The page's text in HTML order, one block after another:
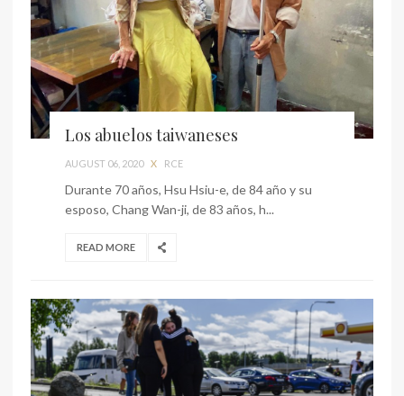
Los abuelos taiwaneses
AUGUST 06, 2020 X RCE
Durante 70 años, Hsu Hsiu-e, de 84 año y su
esposo, Chang Wan-ji, de 83 años, h...
READ MORE